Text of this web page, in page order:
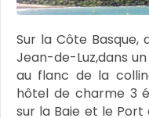
Sur la Côte Basque,
Jean-de-Luz,dans
au flanc de la
hôtel de charme 3
sur la Baie et le Port